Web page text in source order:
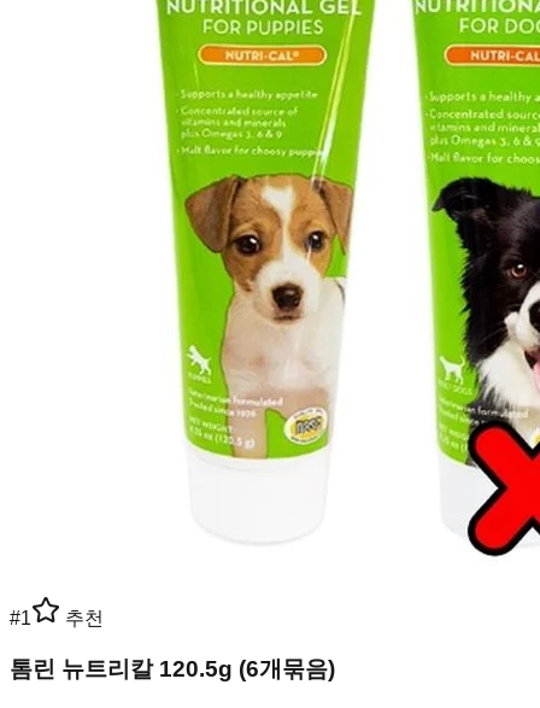
#1 추천
톰린 뉴트리칼 120.5g (6개묶음)